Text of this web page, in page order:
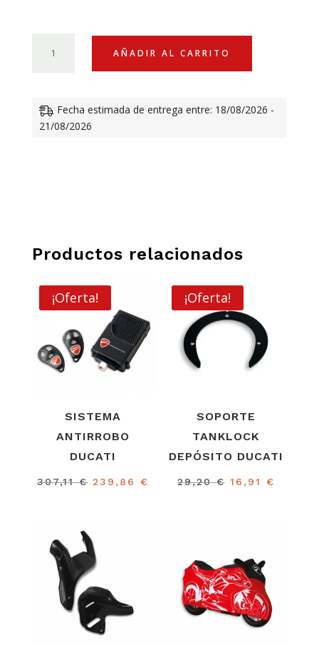
LÍQUIDO
DUCATI
CANTIDAD
AÑADIR AL CARRITO
Fecha estimada de entrega entre: 18/08/2026 -
21/08/2026
Productos relacionados
¡Oferta!
SISTEMA
ANTIRROBO
DUCATI
307,11€ El
307,11 €.
239,86 €
¡Oferta!
SOPORTE
TANKLOCK
DEPÓSITO DUCATI
29,20€ El
29,20 €.
16,91 €